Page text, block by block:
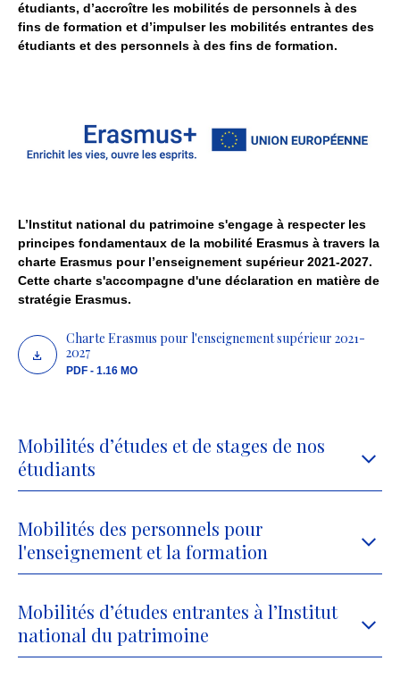
étudiants, d’accroître les mobilités de personnels à des
fins de formation et d’impulser les mobilités entrantes des
étudiants et des personnels à des fins de formation.
L’Institut national du patrimoine s'engage à respecter les
principes fondamentaux de la mobilité Erasmus à travers la
charte Erasmus pour l’enseignement supérieur 2021-2027.
Cette charte s'accompagne d'une déclaration en matière de
stratégie Erasmus.
Charte Erasmus pour l'enseignement supérieur 2021-
2027
PDF - 1.16 MO
Mobilités d’études et de stages de nos
étudiants
Mobilités des personnels pour
l'enseignement et la formation
Mobilités d’études entrantes à l’Institut
national du patrimoine